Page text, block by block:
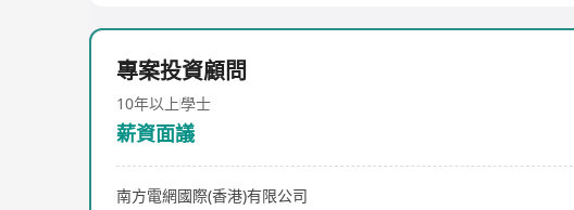
專案投資顧問
10年以上學士
薪資面議
南方電網國際(香港)有限公司